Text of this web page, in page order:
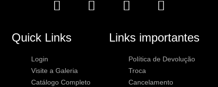
Quick Links
Login
Visite a Galeria
Catálogo Completo
Links importantes
Política de Devolução
Troca
Cancelamento